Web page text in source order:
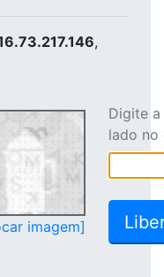
,
imagem]
Digite
lado no